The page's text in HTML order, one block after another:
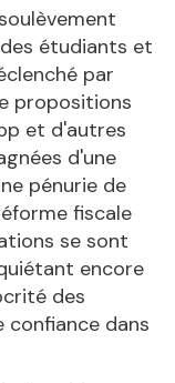
étudiants et
par
propositions
et d'autres
d'une
pénurie de
fiscale
se sont
encore
des
confiance dans